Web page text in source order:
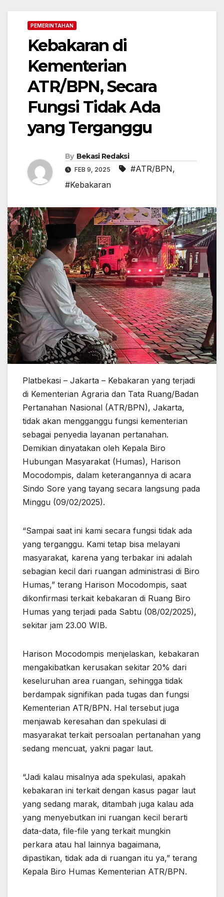
PEMERINTAHAN
Kebakaran di
Kementerian
ATR/BPN, Secara
Fungsi Tidak Ada
yang Terganggu
By Bekasi Redaksi
FEB 9, 2025 #ATR/BPN,
#Kebakaran
Platbekasi – Jakarta – Kebakaran yang terjadi
di Kementerian Agraria dan Tata Ruang/Badan
Pertanahan Nasional (ATR/BPN), Jakarta,
tidak akan mengganggu fungsi kementerian
sebagai penyedia layanan pertanahan.
Demikian dinyatakan oleh Kepala Biro
Hubungan Masyarakat (Humas), Harison
Mocodompis, dalam keterangannya di acara
Sindo Sore yang tayang secara langsung pada
Minggu (09/02/2025).
“Sampai saat ini kami secara fungsi tidak ada
yang terganggu. Kami tetap bisa melayani
masyarakat, karena yang terbakar ini adalah
sebagian kecil dari ruangan administrasi di Biro
Humas,” terang Harison Mocodompis, saat
dikonfirmasi terkait kebakaran di Ruang Biro
Humas yang terjadi pada Sabtu (08/02/2025),
sekitar jam 23.00 WIB.
Harison Mocodompis menjelaskan, kebakaran
mengakibatkan kerusakan sekitar 20% dari
keseluruhan area ruangan, sehingga tidak
berdampak signifikan pada tugas dan fungsi
Kementerian ATR/BPN. Hal tersebut juga
menjawab keresahan dan spekulasi di
masyarakat terkait persoalan pertanahan yang
sedang mencuat, yakni pagar laut.
“Jadi kalau misalnya ada spekulasi, apakah
kebakaran ini terkait dengan kasus pagar laut
yang sedang marak, ditambah juga kalau ada
yang menyebutkan ini ruangan kecil berarti
data-data, file-file yang terkait mungkin
perkara atau hal lainnya bagaimana,
dipastikan, tidak ada di ruangan itu ya,” terang
Kepala Biro Humas Kementerian ATR/BPN.